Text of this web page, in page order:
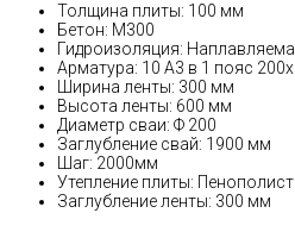
Толщина плиты: 100 мм
Бетон: М300
Гидроизоляция:
Арматура: 10 А3 в 1 пояс
Ширина ленты: 300 мм
Высота ленты: 600 мм
Диаметр сваи: Ф 200
Заглубление свай: 1900 мм
Шаг: 2000мм
Утепление плиты:
Заглубление ленты: 300 мм